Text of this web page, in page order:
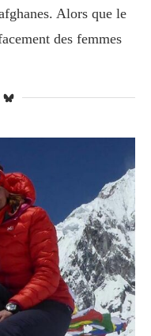
Alors que le
des femmes